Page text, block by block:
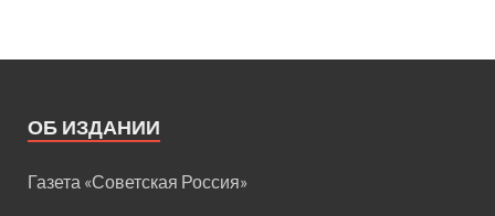
ОБ ИЗДАНИИ
Газета «Советская Россия»